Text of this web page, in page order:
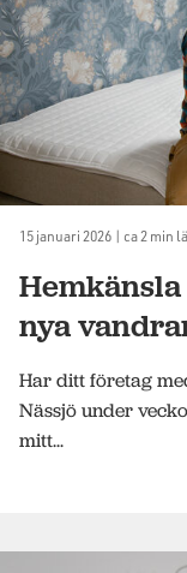
15 januari 2026 | ca 2 min
nya
Har ditt företag
Nässjö under
mitt...